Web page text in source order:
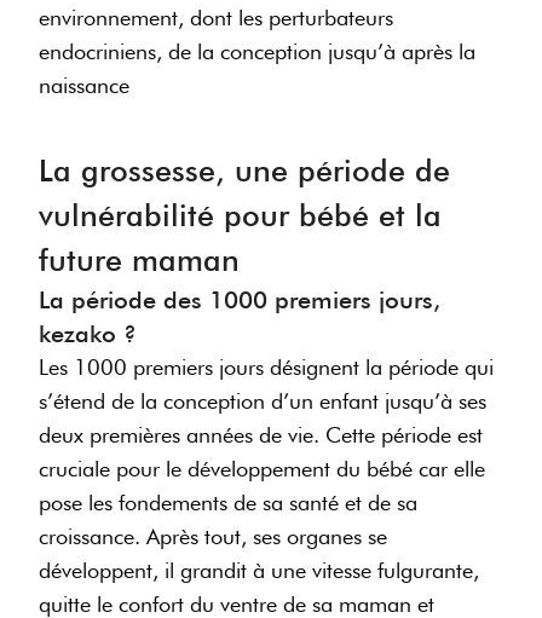
environnement, dont les perturbateurs
endocriniens, de la conception jusqu’à après la
naissance
La grossesse, une période de
vulnérabilité pour bébé et la
future maman
La période des 1000 premiers jours,
kezako ?
Les 1000 premiers jours désignent la période qui
s’étend de la conception d’un enfant jusqu’à ses
deux premières années de vie. Cette période est
cruciale pour le développement du bébé car elle
pose les fondements de sa santé et de sa
croissance. Après tout, ses organes se
développent, il grandit à une vitesse fulgurante,
quitte le confort du ventre de sa maman et